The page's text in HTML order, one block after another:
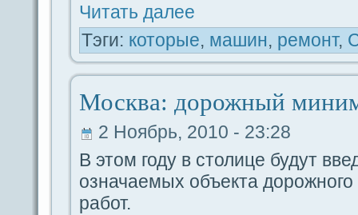
Читать дaлее
Тэги: которые, машин, ремoнт,
Москва: дорожный
2 Ноябрь, 2010 - 23:28
В этом году в столице будут
означаемых объекта
paбот.